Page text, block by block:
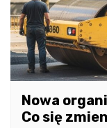
Nowa
Co się